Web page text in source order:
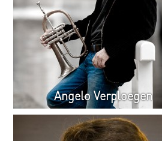
Angelo Verploegen